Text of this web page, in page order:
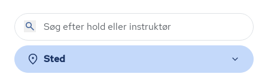
Sted